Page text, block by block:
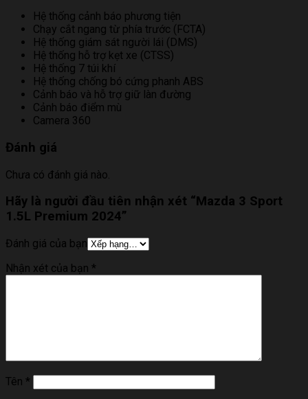
Hệ thống cảnh báo phương tiện
Chạy cắt ngang từ phía trước (FCTA)
Hệ thống giám sát người lái (DMS)
Hệ thống hỗ trợ kẹt xe (CTSS)
Hệ thống 7 túi khí
Hệ thống chống bó cứng phanh ABS
Cảnh báo và hỗ trợ giữ làn đường
Cảnh báo điểm mù
Camera 360
Đánh giá
Chưa có đánh giá nào.
Hãy là người đầu tiên nhận xét “Mazda 3 Sport
1.5L Premium 2024”
Đánh giá của bạn
Nhận xét của bạn *
Tên *